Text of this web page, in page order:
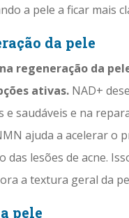
a pele a ficar mais
da pele
regeneração da
ativas. NAD+
e saudáveis ​​e na
ajuda a acelerar o
lesões de acne.
a textura geral da
pele